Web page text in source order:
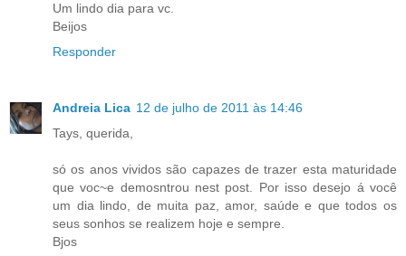
Um lindo dia para vc.
Beijos
Responder
Andreia Lica 12 de julho de 2011 às 14:46
Tays, querida,
só os anos vividos são capazes de trazer esta maturidade
que voc~e demosntrou nest post. Por isso desejo á você
um dia lindo, de muita paz, amor, saúde e que todos os
seus sonhos se realizem hoje e sempre.
Bjos